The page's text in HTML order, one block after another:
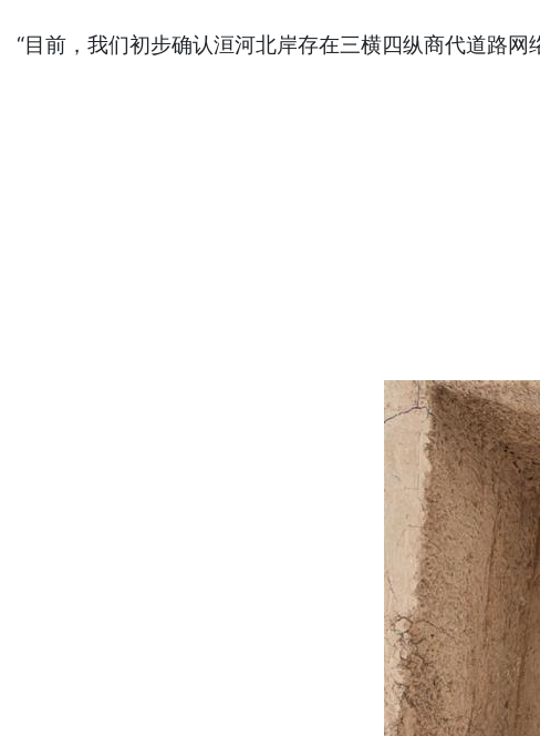
“目前，我们初步确认洹河北岸存在三横四纵商代道路网